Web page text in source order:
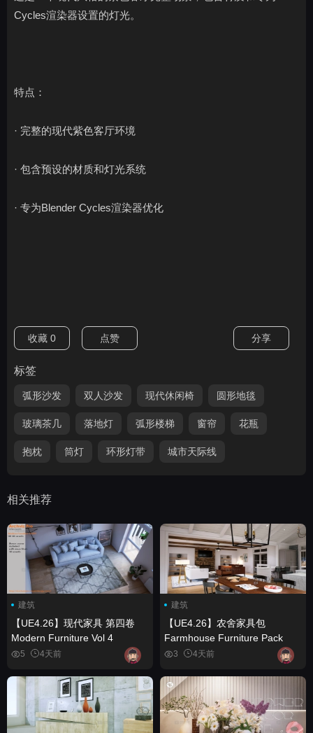
Cycles渲染器设置的灯光。
特点：
· 完整的现代紫色客厅环境
· 包含预设的材质和灯光系统
· 专为Blender Cycles渲染器优化
收藏 0 点赞 分享
标签
弧形沙发 双人沙发 现代休闲椅 圆形地毯
玻璃茶几 落地灯 弧形楼梯 窗帘 花瓶
抱枕 筒灯 环形灯带 城市天际线
相关推荐
建筑
【UE4.26】现代家具 第四卷
Modern Furniture Vol 4
5 4天前
建筑
【UE4.26】农舍家具包
Farmhouse Furniture Pack
3 4天前